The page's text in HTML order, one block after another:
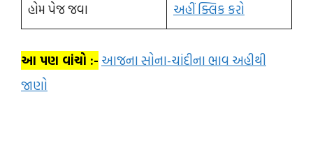
હોમ પેજ જવા અહીં ક્લિક કરો
આ પણ વાંચો :- આજના સોના-ચાંદીના ભાવ અહીથી
જાણો